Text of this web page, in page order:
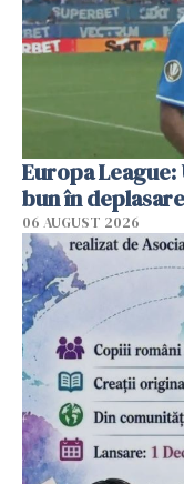
Europa
bun în
06 AUGUST 2026